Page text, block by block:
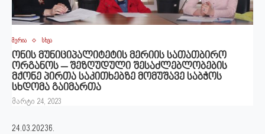
მერია სხვა
ონის მუნიციპალიტეტის მერიის სათათბირო
ორგანოს – შეზღუდული შესაძლებლობების
მქონე პირთა საკითხებზე მომუშავე საბჭოს
სხდომა გაიმართა
მარტი 24, 2023
24.03.2023წ.